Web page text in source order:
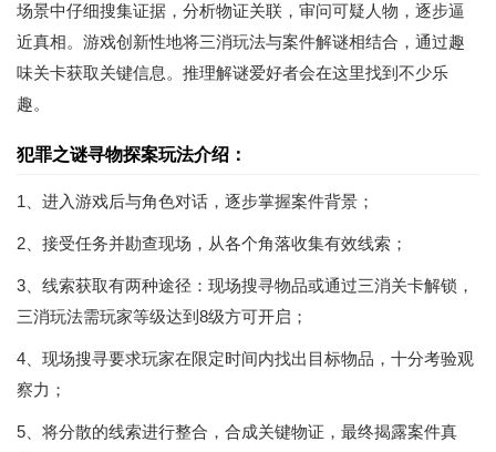
场景中仔细搜集证据，分析物证关联，审问可疑人物，逐步逼
近真相。游戏创新性地将三消玩法与案件解谜相结合，通过趣
味关卡获取关键信息。推理解谜爱好者会在这里找到不少乐
趣。
犯罪之谜寻物探案玩法介绍：
1、进入游戏后与角色对话，逐步掌握案件背景；
2、接受任务并勘查现场，从各个角落收集有效线索；
3、线索获取有两种途径：现场搜寻物品或通过三消关卡解锁，
三消玩法需玩家等级达到8级方可开启；
4、现场搜寻要求玩家在限定时间内找出目标物品，十分考验观
察力；
5、将分散的线索进行整合，合成关键物证，最终揭露案件真